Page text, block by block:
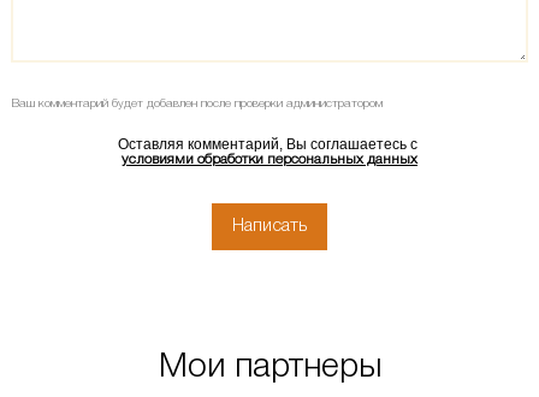
Ваш комментарий будет добавлен после проверки администратором
Оставляя комментарий, Вы соглашаетесь с
условиями обработки персональных данных
Мои партнеры